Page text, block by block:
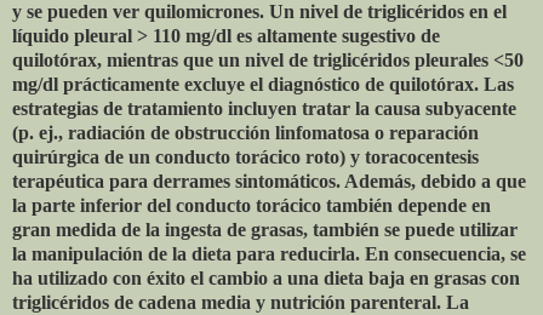
y se pueden ver quilomicrones. Un nivel de triglicéridos en el
líquido pleural > 110 mg/dl es altamente sugestivo de
quilotórax, mientras que un nivel de triglicéridos pleurales <50
mg/dl prácticamente excluye el diagnóstico de quilotórax. Las
estrategias de tratamiento incluyen tratar la causa subyacente
(p. ej., radiación de obstrucción linfomatosa o reparación
quirúrgica de un conducto torácico roto) y toracocentesis
terapéutica para derrames sintomáticos. Además, debido a que
la parte inferior del conducto torácico también depende en
gran medida de la ingesta de grasas, también se puede utilizar
la manipulación de la dieta para reducirla. En consecuencia, se
ha utilizado con éxito el cambio a una dieta baja en grasas con
triglicéridos de cadena media y nutrición parenteral. La